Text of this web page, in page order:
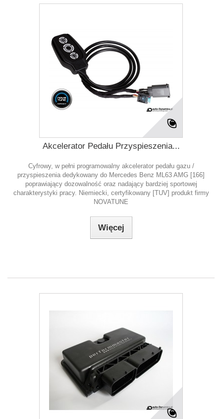
Akcelerator Pedału Przyspieszenia...
Cyfrowy, w pełni programowalny akcelerator pedału gazu /
przyspieszenia dedykowany do Mercedes Benz ML63 AMG [166]
poprawiający dozowalność oraz nadający bardziej sportowej
charakterystyki pracy. Niemiecki, certyfikowany [TUV] produkt firmy
NOVATUNE
Więcej